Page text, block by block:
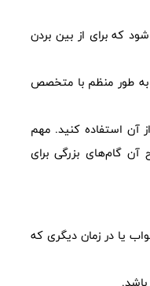
که برای از بین بردن
به طور منظم با متخصص
آن استفاده کنید. مهم
گام‌های بزرگی برای
یا در زمان دیگری که